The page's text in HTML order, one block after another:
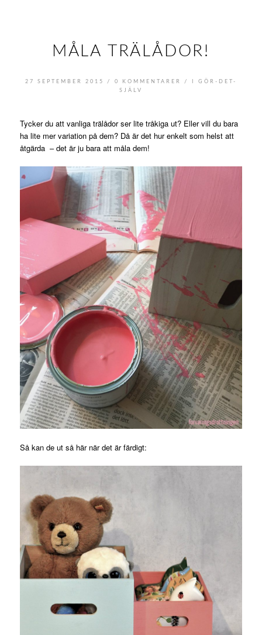
MÅLA TRÄLÅDOR!
27 SEPTEMBER 2015 / 0 KOMMENTARER /
GÖR-DET-
SJÄLV
Tycker du att vanliga trälådor ser lite tråkiga ut? Eller vill du bara
ha lite mer variation på dem? Då är det hur enkelt som helst att
åtgärda – det är ju bara att måla dem!
Så kan de ut så här när det är färdigt: